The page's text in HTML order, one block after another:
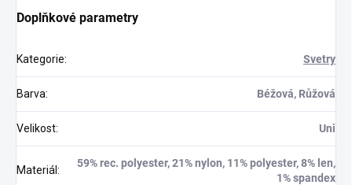
Doplňkové parametry
Kategorie: Svetry
Barva: Béžová, Růžová
Velikost: Uni
Materiál :
59% rec. polyester, 21% nylon, 11% polyester, 8% len,
1% spandex